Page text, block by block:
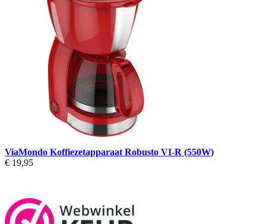
ViaMondo Koffiezetapparaat Robusto VI-R (550W)
€ 19,95